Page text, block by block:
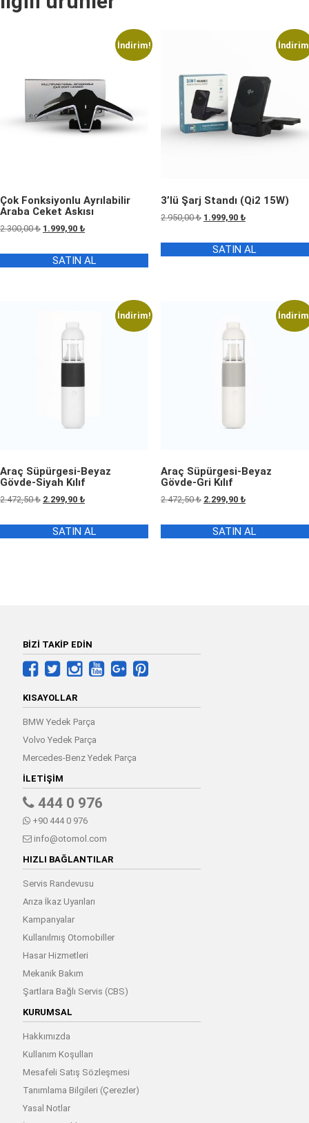
İndirim!
Çok Fonksiyonlu Ayrılabilir
Araba Ceket Askısı
2.300,00₺ Orijinal
2.300,00 ₺.
1.999,90 ₺Şu
fiyat:
1.999,90 ₺.
SATIN AL
3’lü Şarj Standı (Qi2 15W)
2.950,00₺ Orijinal
2.950,00 ₺.
1.999,90 ₺Şu
fiyat:
1.999,90 ₺.
SATIN AL
İndirim!
Araç Süpürgesi-Beyaz
Gövde-Siyah Kılıf
2.472,50₺ Orijinal
2.472,50 ₺.
2.299,90 ₺Şu
fiyat:
2.299,90 ₺.
SATIN AL
Araç Süpürgesi-Beyaz
Gövde-Gri Kılıf
2.472,50₺ Orijinal
2.472,50 ₺.
2.299,90 ₺Şu
fiyat:
2.299,90 ₺.
SATIN AL
BİZİ TAKİP EDİN
KISAYOLLAR
BMW Yedek Parça
Volvo Yedek Parça
Mercedes-Benz Yedek Parça
İLETIŞIM
444 0 976
+90 444 0 976
info@otomol.com
HIZLI BAĞLANTILAR
Servis Randevusu
Arıza İkaz Uyarıları
Kampanyalar
Kullanılmış Otomobiller
Hasar Hizmetleri
Mekanik Bakım
Şartlara Bağlı Servis (CBS)
KURUMSAL
Hakkımızda
Kullanım Koşulları
Mesafeli Satış Sözleşmesi
Tanımlama Bilgileri (Çerezler)
Yasal Notlar